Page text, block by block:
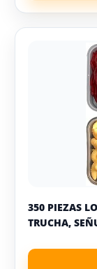
350 PIEZAS
TRUCHA,